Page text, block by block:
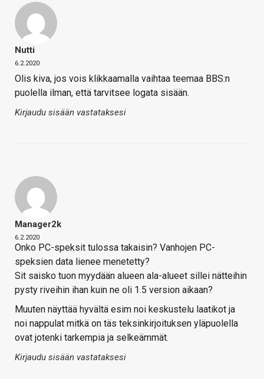
Nutti
6.2.2020
Olis kiva, jos vois klikkaamalla vaihtaa teemaa BBS:n
puolella ilman, että tarvitsee logata sisään.
Kirjaudu sisään vastataksesi
Manager2k
6.2.2020
Onko PC-speksit tulossa takaisin? Vanhojen PC-
speksien data lienee menetetty?
Sit saisko tuon myydään alueen ala-alueet sillei nätteihin
pysty riveihin ihan kuin ne oli 1.5 version aikaan?
Muuten näyttää hyvältä esim noi keskustelu laatikot ja
noi nappulat mitkä on täs teksinkirjoituksen yläpuolella
ovat jotenki tarkempia ja selkeämmät.
Kirjaudu sisään vastataksesi